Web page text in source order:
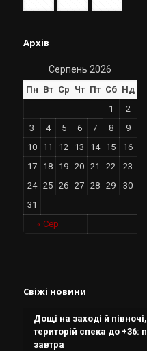
Архів
Серпень 2026
Пн Вт Ср Чт Пт Сб Нд
« Сер
1
2
3
4 5 6 7 8
9
10
11 12 13 14 15
16
17
18 19 20 21 22
23
24
25 26 27 28 29
30
31
Свіжі новини
Дощі на заході й
територій спека до +36:
завтра